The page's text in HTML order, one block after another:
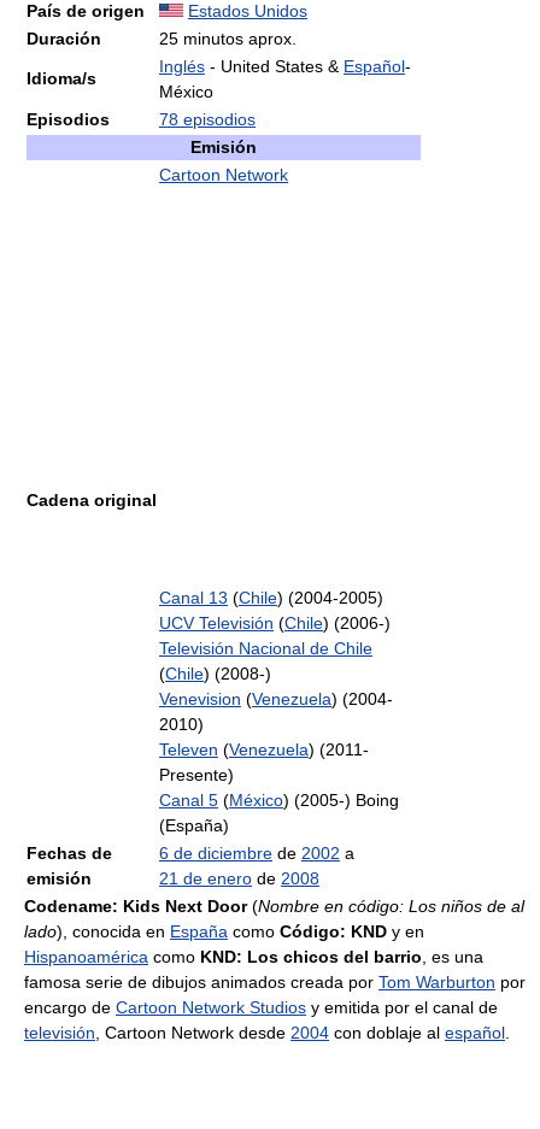
País de origen
Estados Unidos
Duración
25 minutos aprox.
Idioma/s
Inglés - United States & Español-
México
Episodios
78 episodios
Emisión
Cadena original
Cartoon Network
Canal 13 (Chile) (2004-2005)
UCV Televisión (Chile) (2006-)
Televisión Nacional de Chile
(Chile) (2008-)
Venevision (Venezuela) (2004-
2010)
Televen (Venezuela) (2011-
Presente)
Canal 5 (México) (2005-) Boing
(España)
Fechas de
emisión
6 de diciembre de 2002 a
21 de enero de 2008
Codename: Kids Next Door(Nombre en código: Los niños de al
lado), conocida en España como Código: KND y en
Hispanoamérica como KND: Los chicos del barrio , es una
famosa serie de dibujos animados creada por Tom Warburton por
encargo de Cartoon Network Studios y emitida por el canal de
televisión , Cartoon Network desde 2004 con doblaje al español